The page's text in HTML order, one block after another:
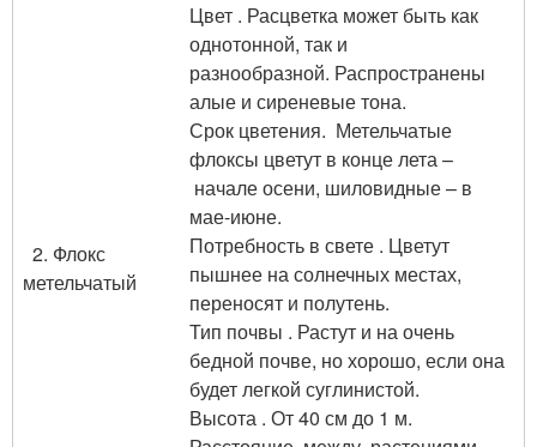
2. Флокс
метельчатый
Цвет . Расцветка может быть как
однотонной, так и
разнообразной. Распространены
алые и сиреневые тона.
Срок цветения. Метельчатые
флоксы цветут в конце лета –
начале осени, шиловидные – в
мае-июне.
Потребность в свете . Цветут
пышнее на солнечных местах,
переносят и полутень.
Тип почвы . Растут и на очень
бедной почве, но хорошо, если она
будет легкой суглинистой.
Высота . От 40 см до 1 м.